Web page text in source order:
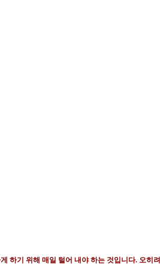
하기 위해 매일 털어 내야 하는 것입니다. 오히려